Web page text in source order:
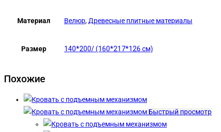
Материал Велюр, Древесные плитные материалы
Размер 140*200/ (160*217*126 см)
Похожие
Быстрый просмотр